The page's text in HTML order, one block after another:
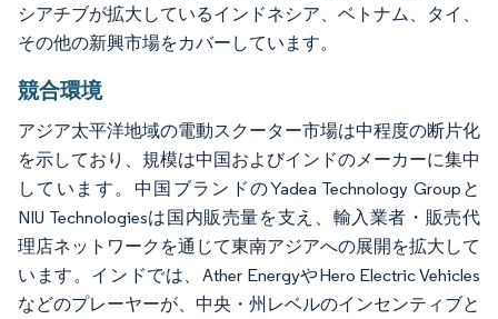
シアチブが拡大しているインドネシア、ベトナム、タイ、
その他の新興市場をカバーしています。
競合環境
アジア太平洋地域の電動スクーター市場は中程度の断片化
を示しており、規模は中国およびインドのメーカーに集中
しています。中国ブランドのYadea Technology Groupと
NIU Technologiesは国内販売量を支え、輸入業者・販売代
理店ネットワークを通じて東南アジアへの展開を拡大して
います。インドでは、Ather EnergyやHero Electric Vehicles
などのプレーヤーが、中央・州レベルのインセンティブと